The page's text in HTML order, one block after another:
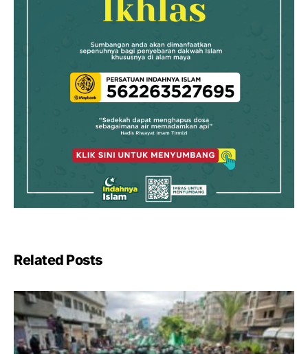
Related Posts